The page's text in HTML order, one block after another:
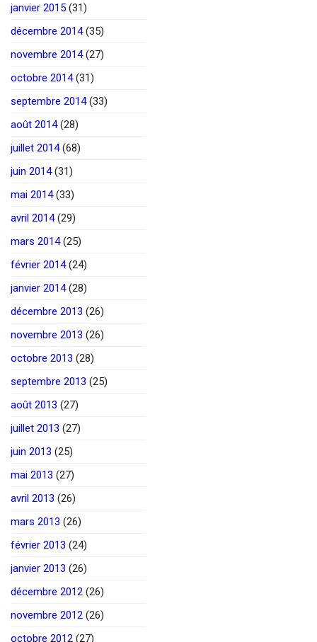
janvier 2015 (31)
décembre 2014(35)
novembre 2014(27)
octobre 2014(31)
septembre 2014(33)
août 2014(28)
juillet 2014(68)
juin 2014(31)
mai 2014(33)
avril 2014(29)
mars 2014(25)
février 2014(24)
janvier 2014(28)
décembre 2013 (26)
novembre 2013 (26)
octobre 2013 (28)
septembre 2013 (25)
août 2013 (27)
juillet 2013 (27)
juin 2013 (25)
mai 2013 (27)
avril 2013 (26)
mars 2013 (26)
février 2013 (24)
janvier 2013 (26)
décembre 2012 (26)
novembre 2012 (26)
octobre 2012 (27)